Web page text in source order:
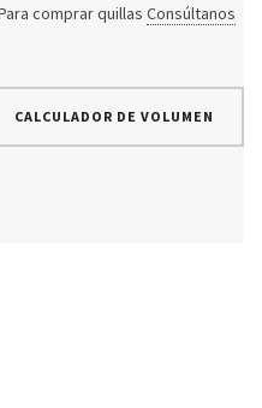
comprar quillas Consúltanos
CALCULADOR DE VOLUMEN